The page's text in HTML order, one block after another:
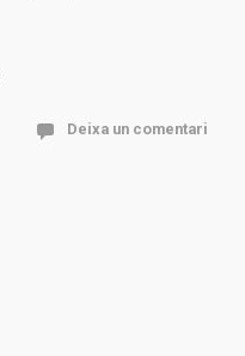
Deixa un comentari